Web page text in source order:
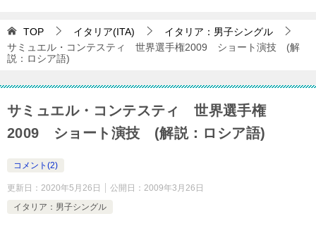
TOP イタリア(ITA)
イタリア：男子シングル
サミュエル・コンテスティ 世界選手権2009 ショート演技 (解
説：ロシア語)
サミュエル・コンテスティ 世界選手権
2009 ショート演技 (解説：ロシア語)
コメント(2)
更新日： 2020年5月26日 公開日： 2009年3月26日
イタリア：男子シングル